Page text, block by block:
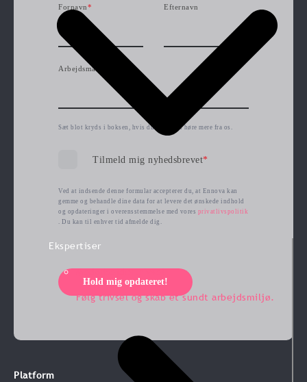
Ekspertiser
Medarbejdertrivsel
Følg trivsel og skab et sundt arbejdsmiljø.
Fornavn* Efternavn
Arbejdsmail
Sæt blot kryds i boksen, hvis du gerne vil høre mere fra os.
Tilmeld mig nyhedsbrevet*
Ved at indsende denne formular accepterer du, at Ennova kan
gemme og behandle dine data for at levere det ønskede indhold
og opdateringer i overensstemmelse med vores privatlivspolitik
. Du kan til enhver tid afmelde dig.
Hold mig opdateret!
Platform